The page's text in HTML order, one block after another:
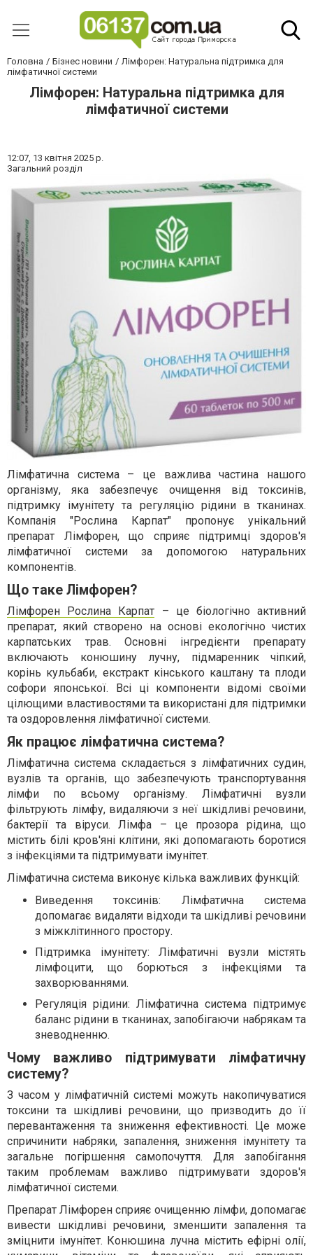
Головна Бізнес новини
Лімфорен: Натуральна підтримка для
лімфатичної системи
Лімфорен: Натуральна підтримка для
лімфатичної системи
12:07, 13 квітня 2025 р.
Загальний розділ
Лімфатична система – це важлива частина нашого
організму, яка забезпечує очищення від токсинів,
підтримку імунітету та регуляцію рідини в тканинах.
Компанія "Рослина Карпат" пропонує унікальний
препарат Лімфорен, що сприяє підтримці здоров'я
лімфатичної системи за допомогою натуральних
компонентів.
Що таке Лімфорен?
Лімфорен Рослина Карпат – це біологічно активний
препарат, який створено на основі екологічно чистих
карпатських трав. Основні інгредієнти препарату
включають конюшину лучну, підмаренник чіпкий,
корінь кульбаби, екстракт кінського каштану та плоди
софори японської. Всі ці компоненти відомі своїми
цілющими властивостями та використані для підтримки
та оздоровлення лімфатичної системи.
Як працює лімфатична система?
Лімфатична система складається з лімфатичних судин,
вузлів та органів, що забезпечують транспортування
лімфи по всьому організму. Лімфатичні вузли
фільтрують лімфу, видаляючи з неї шкідливі речовини,
бактерії та віруси. Лімфа – це прозора рідина, що
містить білі кров'яні клітини, які допомагають боротися
з інфекціями та підтримувати імунітет.
Лімфатична система виконує кілька важливих функцій:
Виведення токсинів: Лімфатична система
допомагає видаляти відходи та шкідливі речовини
з міжклітинного простору.
Підтримка імунітету: Лімфатичні вузли містять
лімфоцити, що борються з інфекціями та
захворюваннями.
Регуляція рідини: Лімфатична система підтримує
баланс рідини в тканинах, запобігаючи набрякам та
зневодненню.
Чому важливо підтримувати лімфатичну
систему?
З часом у лімфатичній системі можуть накопичуватися
токсини та шкідливі речовини, що призводить до її
перевантаження та зниження ефективності. Це може
спричинити набряки, запалення, зниження імунітету та
загальне погіршення самопочуття. Для запобігання
таким проблемам важливо підтримувати здоров'я
лімфатичної системи.
Препарат Лімфорен сприяє очищенню лімфи, допомагає
вивести шкідливі речовини, зменшити запалення та
зміцнити імунітет. Конюшина лучна містить ефірні олії,